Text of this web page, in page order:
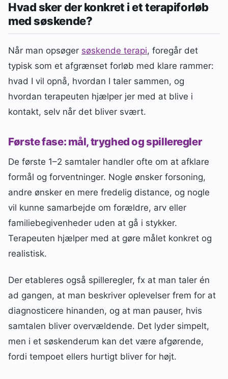
Hvad sker der konkret i et terapiforløb
med søskende?
Når man opsøger søskende terapi, foregår det
typisk som et afgrænset forløb med klare rammer:
hvad I vil opnå, hvordan I taler sammen, og
hvordan terapeuten hjælper jer med at blive i
kontakt, selv når det bliver svært.
Første fase: mål, tryghed og spilleregler
De første 1–2 samtaler handler ofte om at afklare
formål og forventninger. Nogle ønsker forsoning,
andre ønsker en mere fredelig distance, og nogle
vil kunne samarbejde om forældre, arv eller
familiebegivenheder uden at gå i stykker.
Terapeuten hjælper med at gøre målet konkret og
realistisk.
Der etableres også spilleregler, fx at man taler én
ad gangen, at man beskriver oplevelser frem for at
diagnosticere hinanden, og at man pauser, hvis
samtalen bliver overvældende. Det lyder simpelt,
men i et søskenderum kan det være afgørende,
fordi tempoet ellers hurtigt bliver for højt.